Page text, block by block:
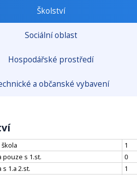
Školství
Sociální oblast
Hospodářské prostředí
a občanské vybavení
1
pouze s 1.st.
0
s 1.a 2.st.
1